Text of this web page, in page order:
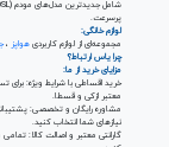
پرسرعت.
لوازم خانگی:
مجموعه‌ای از لوازم کاربردی هواپز
چرا یاس ارتباط؟
مزایای خرید از ما:
خرید اقساطی با شرایط ویژه: برای
معتبر ازکی و قسطا.
مشاوره رایگان و تخصصی: پشتیبانی
نیازهای شما انتخاب کنید.
گارانتی معتبر و اصالت کالا: